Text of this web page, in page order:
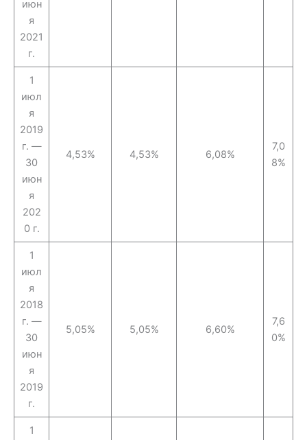
июн
я
2021
г.
1
июл
я
2019
г. —
30
июн
я
202
0 г.
4,53% 4,53% 6,08%
7,0
8%
1
июл
я
2018
г. —
30
июн
я
2019
г.
5,05% 5,05% 6,60%
7,6
0%
1